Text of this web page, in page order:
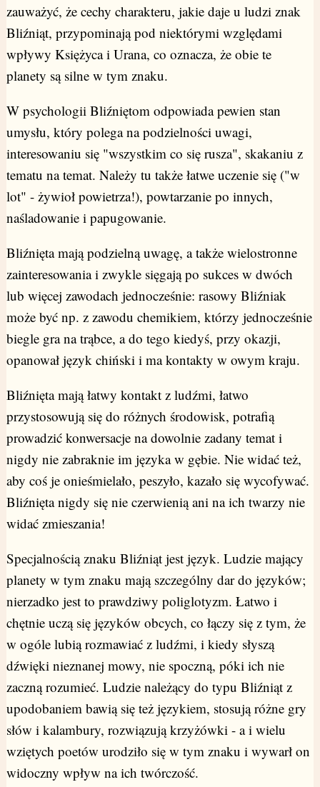
zauważyć, że cechy charakteru, jakie daje u ludzi znak
Bliźniąt, przypominają pod niektórymi względami
wpływy Księżyca i Urana, co oznacza, że obie te
planety są silne w tym znaku.
W psychologii Bliźniętom odpowiada pewien stan
umysłu, który polega na podzielności uwagi,
interesowaniu się "wszystkim co się rusza", skakaniu z
tematu na temat. Należy tu także łatwe uczenie się ("w
lot" - żywioł powietrza!), powtarzanie po innych,
naśladowanie i papugowanie.
Bliźnięta mają podzielną uwagę, a także wielostronne
zainteresowania i zwykle sięgają po sukces w dwóch
lub więcej zawodach jednocześnie: rasowy Bliźniak
może być np. z zawodu chemikiem, którzy jednocześnie
biegle gra na trąbce, a do tego kiedyś, przy okazji,
opanował język chiński i ma kontakty w owym kraju.
Bliźnięta mają łatwy kontakt z ludźmi, łatwo
przystosowują się do różnych środowisk, potrafią
prowadzić konwersacje na dowolnie zadany temat i
nigdy nie zabraknie im języka w gębie. Nie widać też,
aby coś je onieśmielało, peszyło, kazało się wycofywać.
Bliźnięta nigdy się nie czerwienią ani na ich twarzy nie
widać zmieszania!
Specjalnością znaku Bliźniąt jest język. Ludzie mający
planety w tym znaku mają szczególny dar do języków;
nierzadko jest to prawdziwy poliglotyzm. Łatwo i
chętnie uczą się języków obcych, co łączy się z tym, że
w ogóle lubią rozmawiać z ludźmi, i kiedy słyszą
dźwięki nieznanej mowy, nie spoczną, póki ich nie
zaczną rozumieć. Ludzie należący do typu Bliźniąt z
upodobaniem bawią się też językiem, stosują różne gry
słów i kalambury, rozwiązują krzyżówki - a i wielu
wziętych poetów urodziło się w tym znaku i wywarł on
widoczny wpływ na ich twórczość.